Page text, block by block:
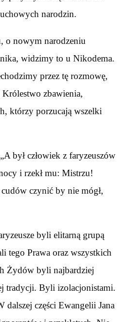
narodzin.
o nowym narodzeniu
widzimy to u Nikodema.
przez tę rozmowę,
Królestwo zbawienia,
którzy porzucają wszelki
był człowiek z faryzeuszów
i rzekł mu: Mistrzu!
czynić by nie mógł,
byli elitarną grupą
tego Prawa oraz wszystkich
Żydów byli najbardziej
tradycji. Byli izolacjonistami.
części Ewangelii Jana